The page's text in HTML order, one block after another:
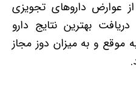
عوارض داروهای تجویزی
بهترین نتایج دارو
موقع و به میزان دوز مجاز